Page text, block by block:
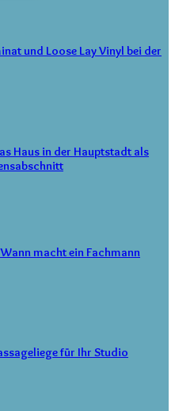
und Loose Lay Vinyl bei der
Haus in der Hauptstadt als
macht ein Fachmann
für Ihr Studio